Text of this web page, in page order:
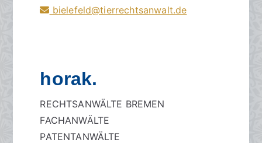
bielefeld@tierrechtsanwalt.de
horak.
RECHTSANWÄLTE BREMEN
FACHANWÄLTE
PATENTANWÄLTE